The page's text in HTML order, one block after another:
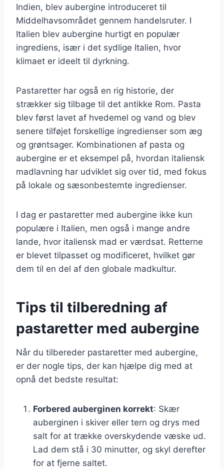
Indien, blev aubergine introduceret til
Middelhavsområdet gennem handelsruter. I
Italien blev aubergine hurtigt en populær
ingrediens, især i det sydlige Italien, hvor
klimaet er ideelt til dyrkning.
Pastaretter har også en rig historie, der
strækker sig tilbage til det antikke Rom. Pasta
blev først lavet af hvedemel og vand og blev
senere tilføjet forskellige ingredienser som æg
og grøntsager. Kombinationen af pasta og
aubergine er et eksempel på, hvordan italiensk
madlavning har udviklet sig over tid, med fokus
på lokale og sæsonbestemte ingredienser.
I dag er pastaretter med aubergine ikke kun
populære i Italien, men også i mange andre
lande, hvor italiensk mad er værdsat. Retterne
er blevet tilpasset og modificeret, hvilket gør
dem til en del af den globale madkultur.
Tips til tilberedning af
pastaretter med aubergine
Når du tilbereder pastaretter med aubergine,
er der nogle tips, der kan hjælpe dig med at
opnå det bedste resultat:
Forbered auberginen korrekt: Skær
auberginen i skiver eller tern og drys med
salt for at trække overskydende væske ud.
Lad dem stå i 30 minutter, og skyl derefter
for at fjerne saltet.